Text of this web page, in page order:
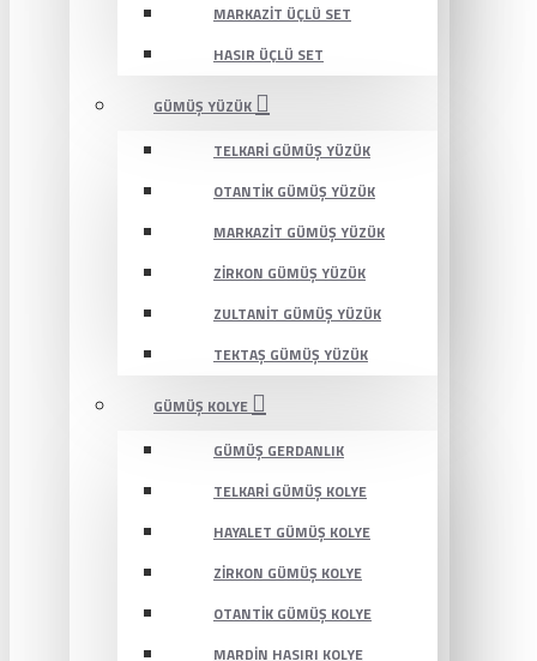
MARKAZIT ÜÇLÜ SET
HASIR ÜÇLÜ SET
GÜMÜŞ YÜZÜK
TELKARI GÜMÜŞ YÜZÜK
OTANTIK GÜMÜŞ YÜZÜK
MARKAZIT GÜMÜŞ YÜZÜK
ZIRKON GÜMÜŞ YÜZÜK
ZULTANIT GÜMÜŞ YÜZÜK
TEKTAŞ GÜMÜŞ YÜZÜK
GÜMÜŞ KOLYE
GÜMÜŞ GERDANLIK
TELKARI GÜMÜŞ KOLYE
HAYALET GÜMÜŞ KOLYE
ZIRKON GÜMÜŞ KOLYE
OTANTIK GÜMÜŞ KOLYE
MARDIN HASIRI KOLYE